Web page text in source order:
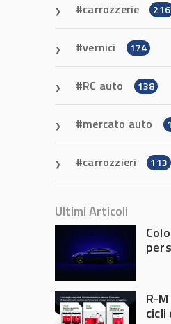
carrozzerie 216
vernici 174
RC auto 138
mercato auto
carrozzieri 113
Ultimi Articoli
di
R-